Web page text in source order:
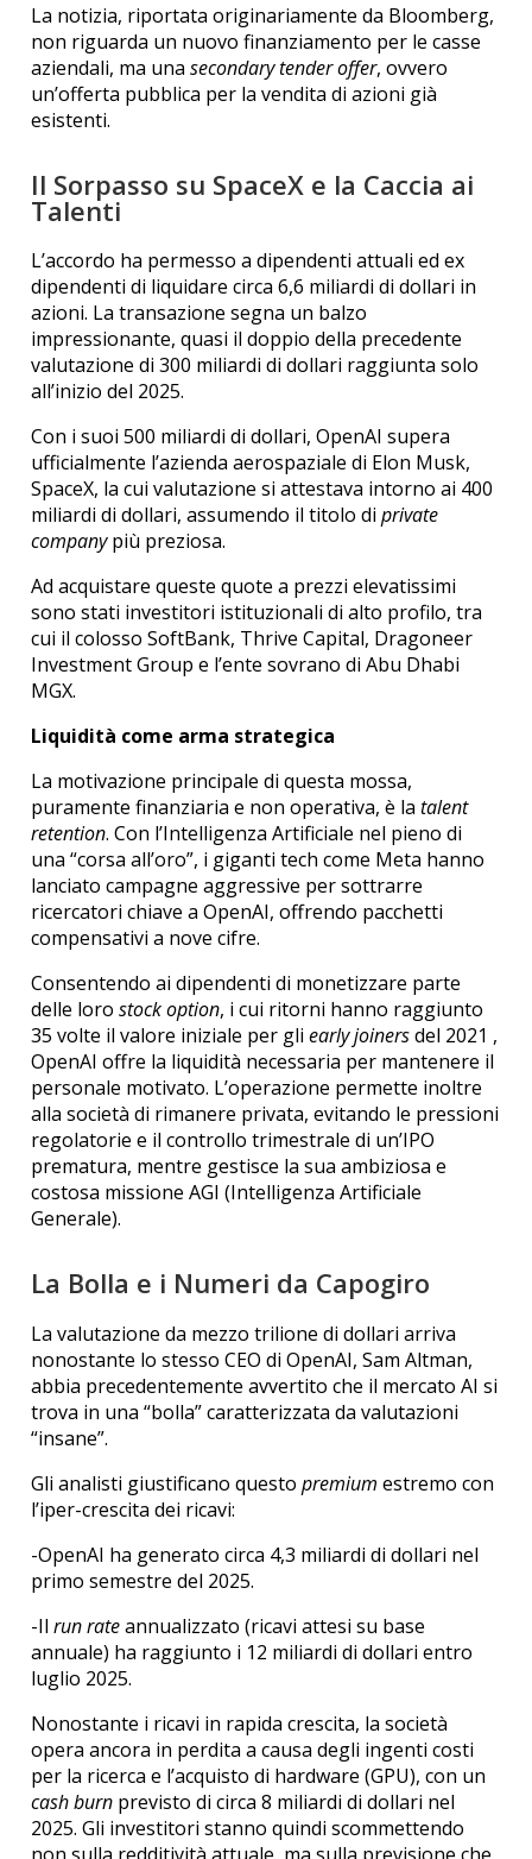
La notizia, riportata originariamente da Bloomberg,
non riguarda un nuovo finanziamento per le casse
aziendali, ma unasecondary tender offer, ovvero
un’offerta pubblica per la vendita di azioni già
esistenti.
Il Sorpasso su SpaceX e la Caccia ai
Talenti
L’accordo ha permesso a dipendenti attuali ed ex
dipendenti di liquidare circa 6,6 miliardi di dollari in
azioni. La transazione segna un balzo
impressionante, quasi il doppio della precedente
valutazione di 300 miliardi di dollari raggiunta solo
all’inizio del 2025.
Con i suoi 500 miliardi di dollari, OpenAI supera
ufficialmente l’azienda aerospaziale di Elon Musk,
SpaceX, la cui valutazione si attestava intorno ai 400
miliardi di dollari, assumendo il titolo diprivate
companypiù preziosa.
Ad acquistare queste quote a prezzi elevatissimi
sono stati investitori istituzionali di alto profilo, tra
cui il colosso SoftBank, Thrive Capital, Dragoneer
Investment Group e l’ente sovrano di Abu Dhabi
MGX.
Liquidità come arma strategica
La motivazione principale di questa mossa,
puramente finanziaria e non operativa, è latalent
retention. Con l’Intelligenza Artificiale nel pieno di
una “corsa all’oro”, i giganti tech come Meta hanno
lanciato campagne aggressive per sottrarre
ricercatori chiave a OpenAI, offrendo pacchetti
compensativi a nove cifre.
Consentendo ai dipendenti di monetizzare parte
delle lorostock option, i cui ritorni hanno raggiunto
35 volte il valore iniziale per gliearly joinersdel 2021 ,
OpenAI offre la liquidità necessaria per mantenere il
personale motivato. L’operazione permette inoltre
alla società di rimanere privata, evitando le pressioni
regolatorie e il controllo trimestrale di un’IPO
prematura, mentre gestisce la sua ambiziosa e
costosa missione AGI (Intelligenza Artificiale
Generale).
La Bolla e i Numeri da Capogiro
La valutazione da mezzo trilione di dollari arriva
nonostante lo stesso CEO di OpenAI, Sam Altman,
abbia precedentemente avvertito che il mercato AI si
trova in una “bolla” caratterizzata da valutazioni
“insane”.
Gli analisti giustificano questopremium estremo con
l’iper-crescita dei ricavi:
-OpenAI ha generato circa 4,3 miliardi di dollari nel
primo semestre del 2025.
-Ilrun rateannualizzato (ricavi attesi su base
annuale) ha raggiunto i 12 miliardi di dollari entro
luglio 2025.
Nonostante i ricavi in rapida crescita, la società
opera ancora in perdita a causa degli ingenti costi
per la ricerca e l’acquisto di hardware (GPU), con un
cash burn previsto di circa 8 miliardi di dollari nel
2025. Gli investitori stanno quindi scommettendo